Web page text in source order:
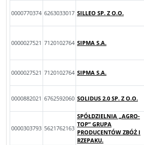
0000770374 6263033017 SILLEO SP. Z O.O.
0000027521 7120102764 SIPMA S.A.
0000027521 7120102764 SIPMA S.A.
0000882021 6762592060 SOLIDUS 2.0 SP. Z O.O.
0000303793 5621762163
SPÓŁDZIELNIA „AGRO-
TOP” GRUPA
PRODUCENTÓW ZBÓŻ I
RZEPAKU.